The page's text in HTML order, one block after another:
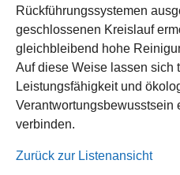
Rückführungssystemen
geschlossenen Kreislauf
gleichbleibend hohe
Auf diese Weise lassen sich
Leistungsfähigkeit und
Verantwortungsbewusstsein
verbinden.
Zurück zur Listenansicht